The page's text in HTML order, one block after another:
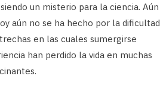
un misterio para la ciencia. Aún
aún no se ha hecho por la dificultad
en las cuales sumergirse
han perdido la vida en muchas